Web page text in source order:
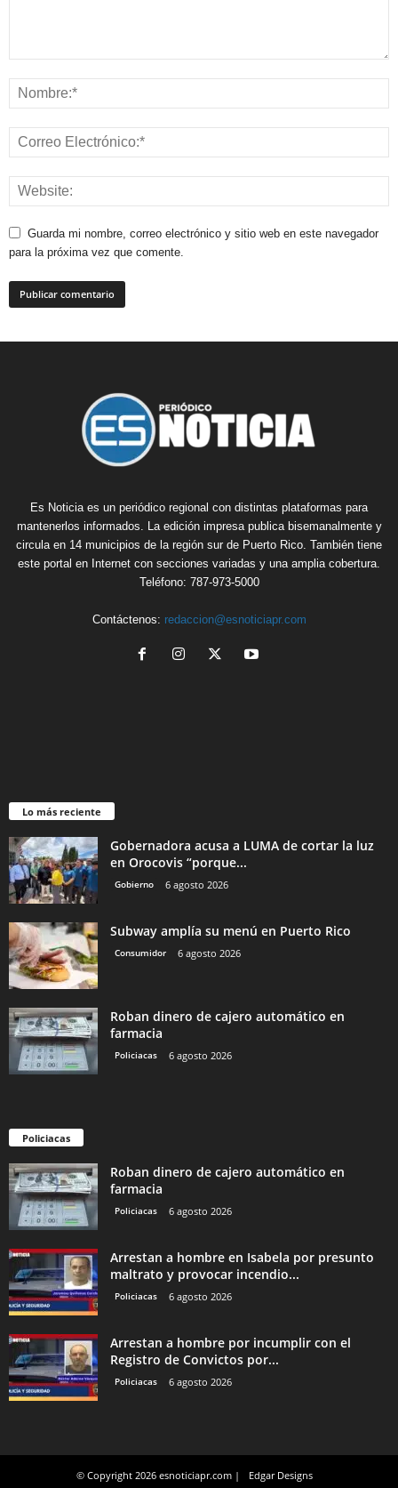
Guarda mi nombre, correo electrónico y sitio web en este navegador
para la próxima vez que comente.
Es Noticia es un periódico regional con distintas plataformas para
mantenerlos informados. La edición impresa publica bisemanalmente y
circula en 14 municipios de la región sur de Puerto Rico. También tiene
este portal en Internet con secciones variadas y una amplia cobertura.
Teléfono: 787-973-5000
Contáctenos: redaccion@esnoticiapr.com
Lo más reciente
Gobernadora acusa a LUMA de cortar la luz
en Orocovis “porque...
Gobierno 6 agosto 2026
Subway amplía su menú en Puerto Rico
Consumidor 6 agosto 2026
Roban dinero de cajero automático en
farmacia
Policiacas 6 agosto 2026
Policiacas
Roban dinero de cajero automático en
farmacia
Policiacas 6 agosto 2026
Arrestan a hombre en Isabela por presunto
maltrato y provocar incendio...
Policiacas 6 agosto 2026
Arrestan a hombre por incumplir con el
Registro de Convictos por...
Policiacas 6 agosto 2026
© Copyright 2026 esnoticiapr.com | Edgar Designs